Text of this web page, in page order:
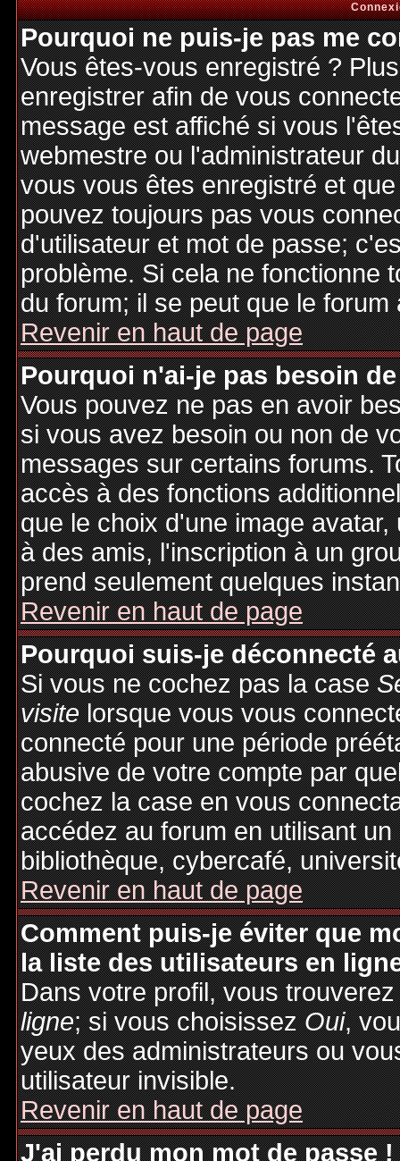
Pourquoi ne puis-je pas me
Vous êtes-vous enregistré ?
enregistrer afin de vous
message est affiché si vous
webmestre ou l'administrateur
vous vous êtes enregistré et
pouvez toujours pas vous
d'utilisateur et mot de passe;
problème. Si cela ne fonctionne
du forum; il se peut que le
Revenir en haut de page
Pourquoi n'ai-je pas besoin
Vous pouvez ne pas en avoir
si vous avez besoin ou non de
messages sur certains forums.
accès à des fonctions
que le choix d'une image
à des amis, l'inscription à un
prend seulement quelques
Revenir en haut de page
Pourquoi suis-je déconnecté
Si vous ne cochez pas la case
visitelorsque vous vous
connecté pour une période
abusive de votre compte par
cochez la case en vous
accédez au forum en utilisant
bibliothèque, cybercafé,
Revenir en haut de page
Comment puis-je éviter que
la liste des utilisateurs en
Dans votre profil, vous
ligne; si vous choisissezOui,
yeux des administrateurs ou
utilisateur invisible.
Revenir en haut de page
J'ai perdu mon mot de passe !